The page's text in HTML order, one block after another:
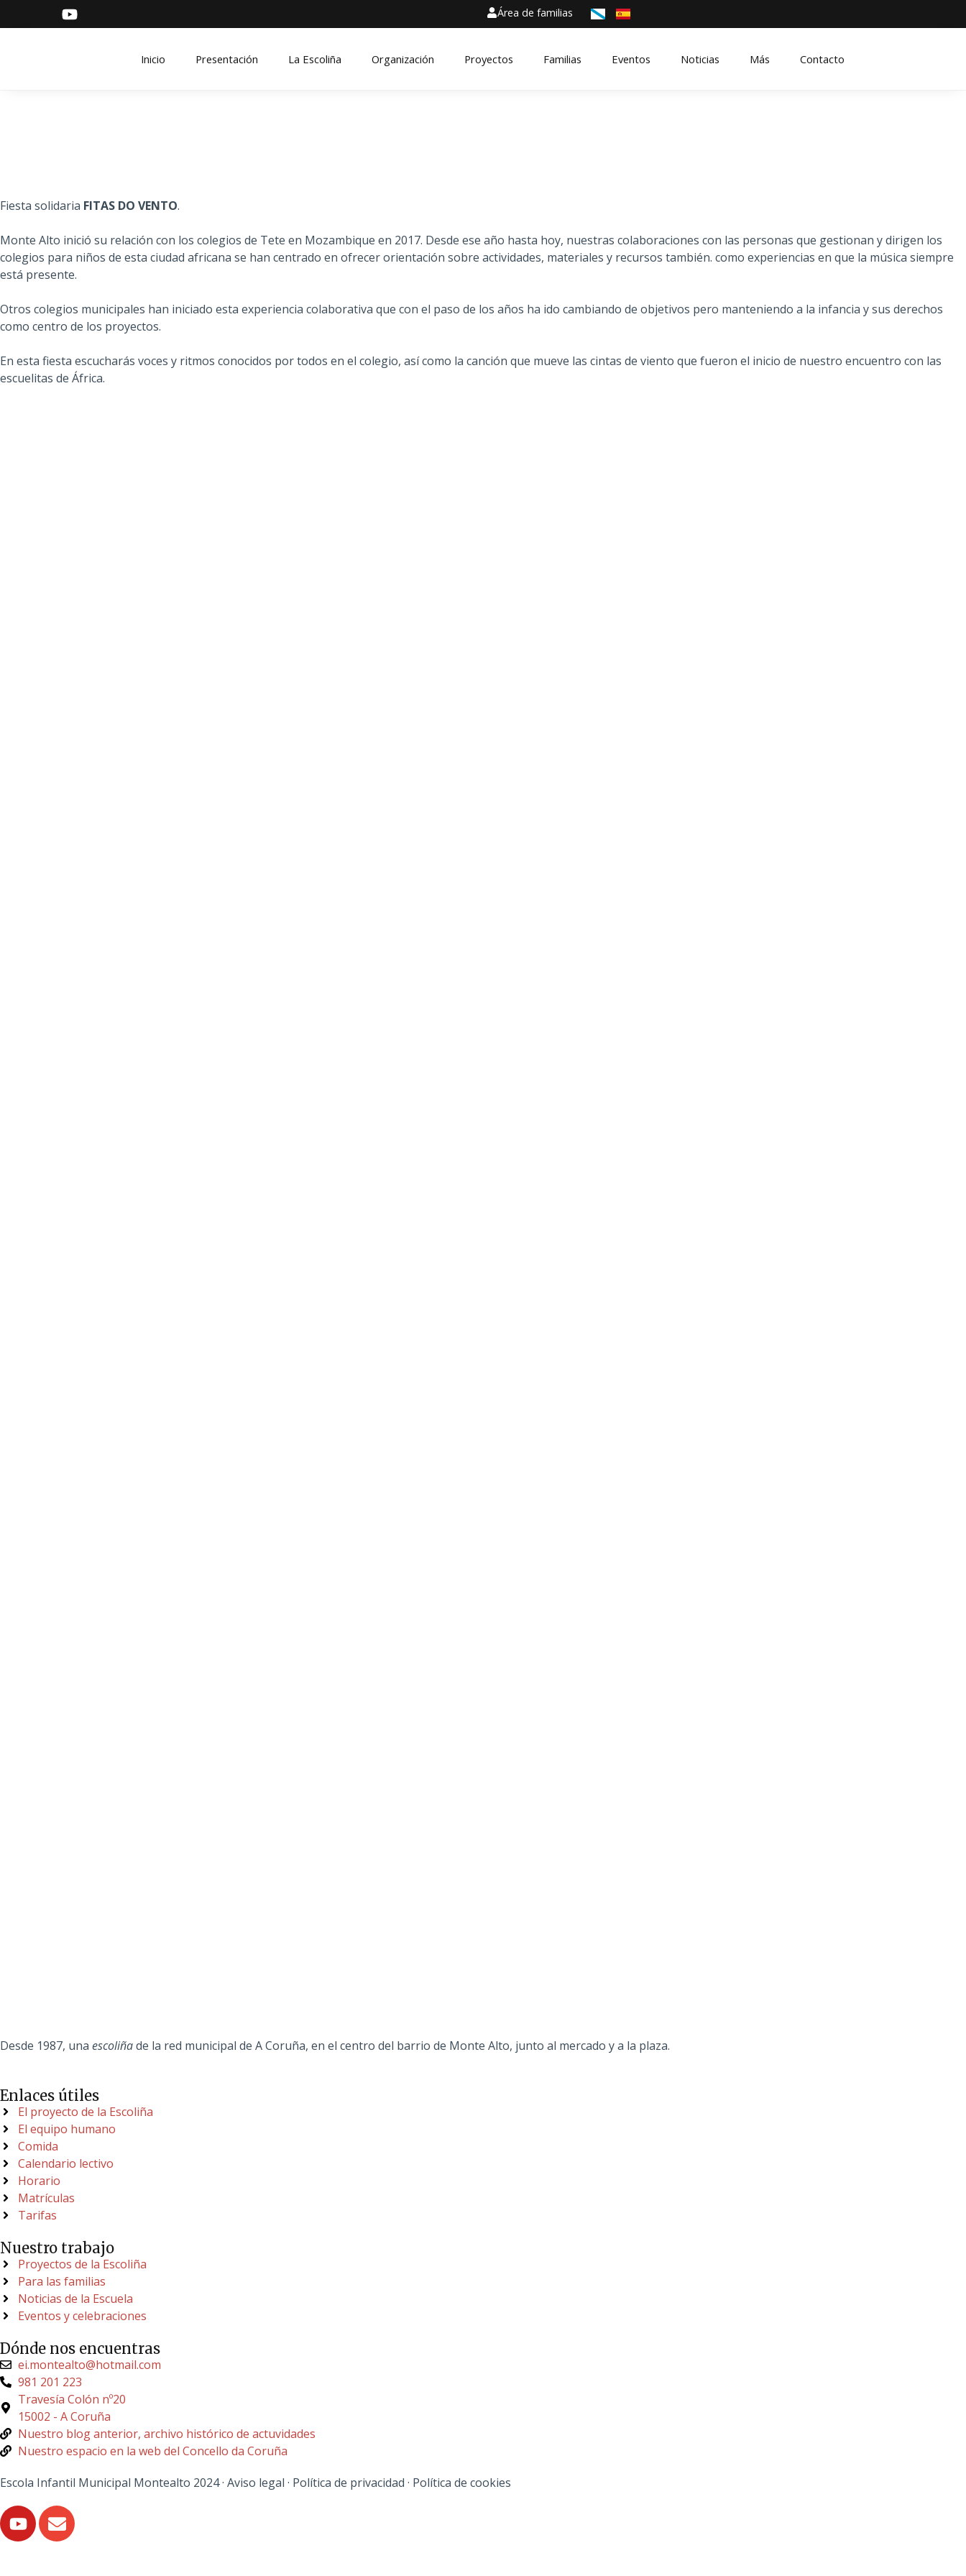
Área de familias
Inicio Presentación La Escoliña Organización Proyectos Familias Eventos Noticias Más Contacto
Fiesta solidaria FITAS DO VENTO.
Monte Alto inició su relación con los colegios de Tete en Mozambique en 2017. Desde ese año hasta hoy, nuestras colaboraciones con las personas que gestionan y dirigen los
colegios para niños de esta ciudad africana se han centrado en ofrecer orientación sobre actividades, materiales y recursos también. como experiencias en que la música siempre
está presente.
Otros colegios municipales han iniciado esta experiencia colaborativa que con el paso de los años ha ido cambiando de objetivos pero manteniendo a la infancia y sus derechos
como centro de los proyectos.
En esta fiesta escucharás voces y ritmos conocidos por todos en el colegio, así como la canción que mueve las cintas de viento que fueron el inicio de nuestro encuentro con las
escuelitas de África.
Desde 1987, una escoliñade la red municipal de A Coruña, en el centro del barrio de Monte Alto, junto al mercado y a la plaza.
Enlaces útiles
El proyecto de la Escoliña
El equipo humano
Comida
Calendario lectivo
Horario
Matrículas
Tarifas
Nuestro trabajo
Proyectos de la Escoliña
Para las familias
Noticias de la Escuela
Eventos y celebraciones
Dónde nos encuentras
ei.montealto@hotmail.com
981 201 223
Travesía Colón nº20
15002 - A Coruña
Nuestro blog anterior, archivo histórico de actuvidades
Nuestro espacio en la web del Concello da Coruña
Escola Infantil Municipal Montealto 2024 · Aviso legal · Política de privacidad · Política de cookies